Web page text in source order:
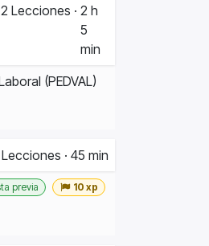
2 Lecciones · 2 h
5
min
(PEDVAL)
Lecciones · 45 min
previa 10 xp